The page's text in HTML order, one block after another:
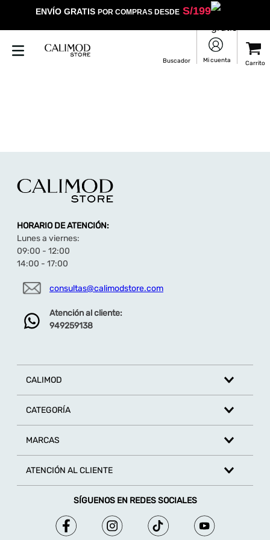
ENVÍO GRATIS POR COMPRAS DESDES/199
HORARIO DE ATENCIÓN:
Lunes a viernes:
09:00 - 12:00
14:00 - 17:00
consultas@calimodstore.com
Atención al cliente:
949259138
CALIMOD
CATEGORÍA
MARCAS
ATENCIÓN AL CLIENTE
SÍGUENOS EN REDES SOCIALES